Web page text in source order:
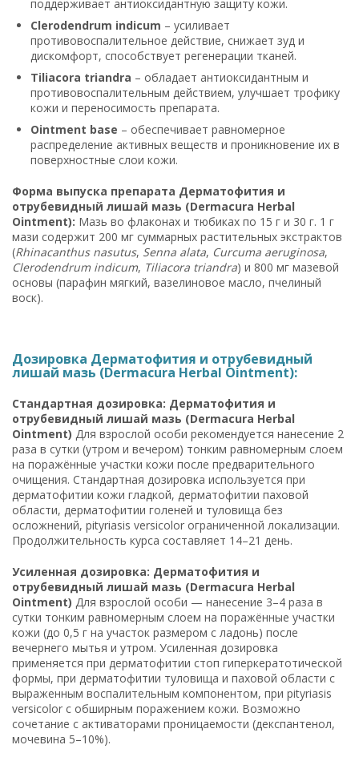
поддерживает антиоксидантную защиту кожи.
Clerodendrum indicum – усиливает
противовоспалительное действие, снижает зуд и
дискомфорт, способствует регенерации тканей.
Tiliacora triandra – обладает антиоксидантным и
противовоспалительным действием, улучшает трофику
кожи и переносимость препарата.
Ointment base – обеспечивает равномерное
распределение активных веществ и проникновение их в
поверхностные слои кожи.
Форма выпуска препарата Дерматофития и
отрубевидный лишай мазь (Dermacura Herbal
Ointment): Мазь во флаконах и тюбиках по 15 г и 30 г. 1 г
мази содержит 200 мг суммарных растительных экстрактов
(Rhinacanthus nasutus, Senna alata, Curcuma aeruginosa,
Clerodendrum indicum, Tiliacora triandra) и 800 мг мазевой
основы (парафин мягкий, вазелиновое масло, пчелиный
воск).
Дозировка Дерматофития и отрубевидный
лишай мазь (Dermacura Herbal Ointment):
Стандартная дозировка: Дерматофития и
отрубевидный лишай мазь (Dermacura Herbal
Ointment) Для взрослой особи рекомендуется нанесение 2
раза в сутки (утром и вечером) тонким равномерным слоем
на поражённые участки кожи после предварительного
очищения. Стандартная дозировка используется при
дерматофитии кожи гладкой, дерматофитии паховой
области, дерматофитии голеней и туловища без
осложнений, pityriasis versicolor ограниченной локализации.
Продолжительность курса составляет 14–21 день.
Усиленная дозировка: Дерматофития и
отрубевидный лишай мазь (Dermacura Herbal
Ointment) Для взрослой особи — нанесение 3–4 раза в
сутки тонким равномерным слоем на поражённые участки
кожи (до 0,5 г на участок размером с ладонь) после
вечернего мытья и утром. Усиленная дозировка
применяется при дерматофитии стоп гиперкератотической
формы, при дерматофитии туловища и паховой области с
выраженным воспалительным компонентом, при pityriasis
versicolor с обширным поражением кожи. Возможно
сочетание с активаторами проницаемости (декспантенол,
мочевина 5–10%).